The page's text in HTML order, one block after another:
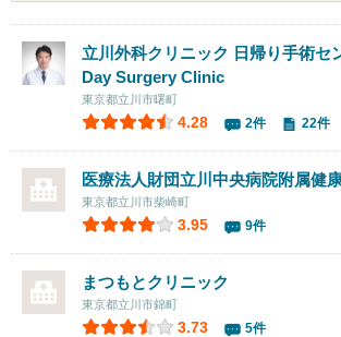
立川外科クリニック 日帰り手術セ
Day Surgery Clinic
東京都立川市曙町
4.28 2件 22件
医療法人財団立川中央病院附属健
東京都立川市柴崎町
3.95 9件
まつもとクリニック
東京都立川市錦町
3.73 5件